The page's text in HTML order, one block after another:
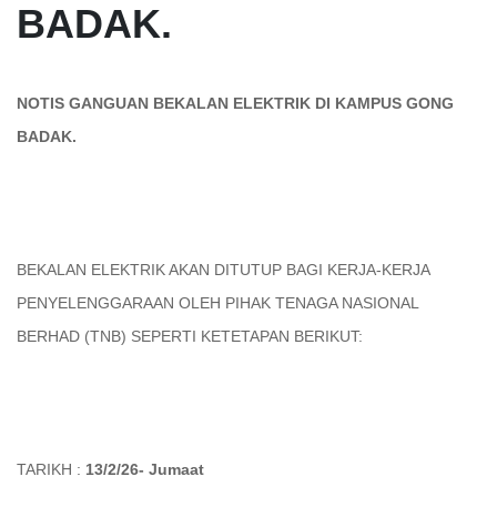
BADAK.
NOTIS GANGUAN BEKALAN ELEKTRIK DI KAMPUS GONG
BADAK.
BEKALAN ELEKTRIK AKAN DITUTUP BAGI KERJA-KERJA
PENYELENGGARAAN OLEH PIHAK TENAGA NASIONAL
BERHAD (TNB) SEPERTI KETETAPAN BERIKUT:
TARIKH : 13/2/26- Jumaat